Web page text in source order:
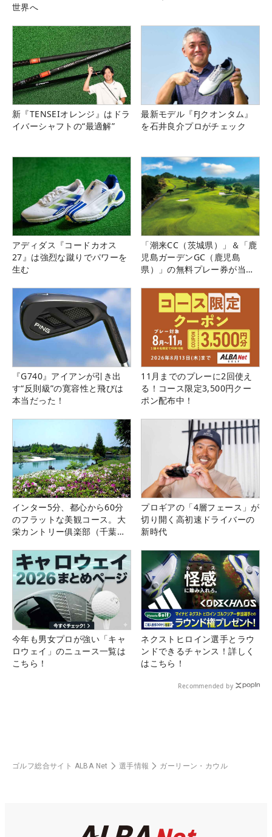
世界へ
新『TENSEIオレンジ』はドラ
イバーシャフトの“最適解”
最新モデル『FJクオンタム』
を石井良介プロがチェック
アディダス『コードカオス
27』は強烈な蹴りでパワーを
生む
「潮来CC（茨城県）」＆「鹿
児島ガーデンGC（鹿児島
県）」の無料プレー券が当た
『G740』アイアンが引き出
す“反則級”の寛容性と飛びは
本当だった！
11月までのプレーに2回使え
る！コース限定3,500円クー
ポン配布中！
インター5分、都心から60分
のフラットな美観コース。大
栄カントリー俱楽部（千葉
プロギアの「4層フェース」が
切り開く高初速ドライバーの
新時代
今年も男女プロが強い「キャ
ロウェイ」のニュース一覧は
こちら！
ネクストヒロイン選手とラウ
ンドできるチャンス！詳しく
はこちら！
Recommended by
ゴルフ総合サイト ALBA Net 選手情報 ガーリーン・カウル